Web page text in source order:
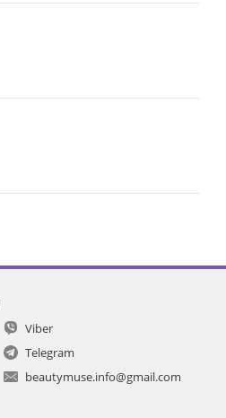
Viber
Telegram
beautymuse.info@gmail.com